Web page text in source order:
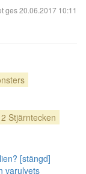
ges20.06.2017 10:11
Stjärntecken
[stängd]
varulvets